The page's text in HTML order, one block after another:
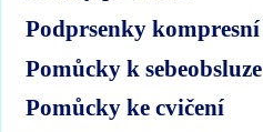
Podprsenky kompresní
Pomůcky k sebeobsluze
Pomůcky ke cvičení